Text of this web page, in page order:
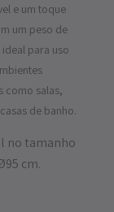
e um toque
um peso de
para uso
como salas,
de banho.
no tamanho
cm.